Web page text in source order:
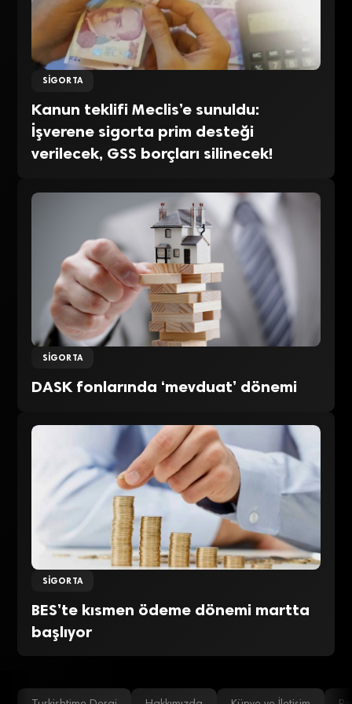
SIGORTA
Kanun teklifi Meclis’e sunuldu:
İşverene sigorta prim desteği
verilecek, GSS borçları silinecek!
SIGORTA
DASK fonlarında ‘mevduat’ dönemi
SIGORTA
BES’te kısmen ödeme dönemi martta
başlıyor